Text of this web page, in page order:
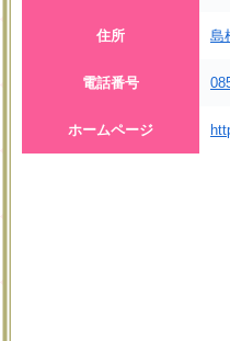
住所 島
電話番号
ホームページ